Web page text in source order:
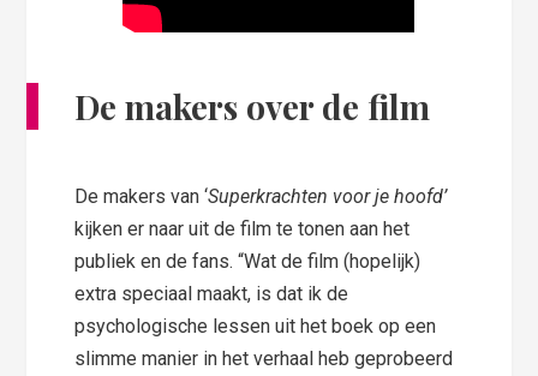
De makers over de film
De makers van ‘Superkrachten voor je hoofd’
kijken er naar uit de film te tonen aan het
publiek en de fans. “Wat de film (hopelijk)
extra speciaal maakt, is dat ik de
psychologische lessen uit het boek op een
slimme manier in het verhaal heb geprobeerd